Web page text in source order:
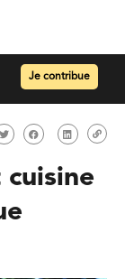
Je contribue